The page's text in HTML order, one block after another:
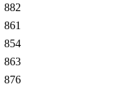
882
861
854
863
876